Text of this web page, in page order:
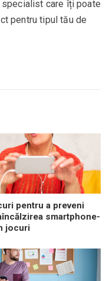
care îți poate
pentru tipul tău de
pentru a preveni
smartphone-
jocuri